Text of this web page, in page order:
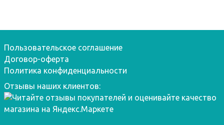
Пользовательское соглашение
Договор-оферта
Политика конфиденциальности
Отзывы наших клиентов: